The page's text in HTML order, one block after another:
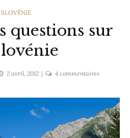
CATEGORIES
SLOVÉNIE
questions sur
2 avril, 2012 4 commentairessur
questions
sur
la